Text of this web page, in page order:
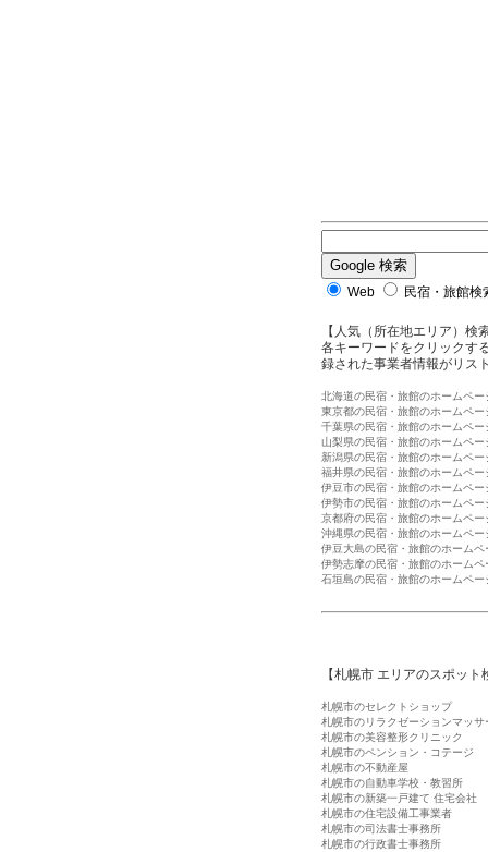
Web 民宿・旅館検
【人気（所在地エリア）検
各キーワードをクリックす
録された事業者情報がリス
北海道の民宿・旅館のホームペー
東京都の民宿・旅館のホームペー
千葉県の民宿・旅館のホームペー
山梨県の民宿・旅館のホームペー
新潟県の民宿・旅館のホームペー
福井県の民宿・旅館のホームペー
伊豆市の民宿・旅館のホームペー
伊勢市の民宿・旅館のホームペー
京都府の民宿・旅館のホームペー
沖縄県の民宿・旅館のホームペー
伊豆大島の民宿・旅館のホームペ
伊勢志摩の民宿・旅館のホームペ
石垣島の民宿・旅館のホームペー
【札幌市 エリアのスポット
札幌市のセレクトショップ
札幌市のリラクゼーションマッサ
札幌市の美容整形クリニック
札幌市のペンション・コテージ
札幌市の不動産屋
札幌市の自動車学校・教習所
札幌市の新築一戸建て 住宅会社
札幌市の住宅設備工事業者
札幌市の司法書士事務所
札幌市の行政書士事務所